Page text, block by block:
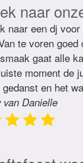
naar
naar een dj
te voren
gaat alle
moment de
gedanst en het
Danielle